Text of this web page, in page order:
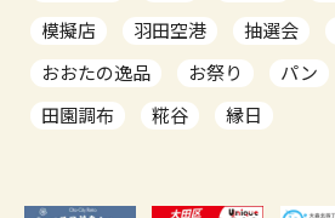
模擬店
羽田空港 抽選会
おおたの逸品
お祭り パン
田園調布
糀谷 縁日